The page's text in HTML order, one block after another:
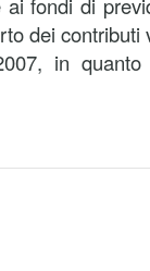
dei
in